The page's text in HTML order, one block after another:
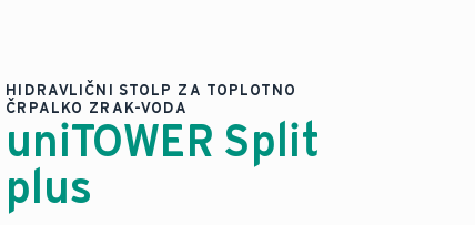
HIDRAVLIČNI STOLP ZA TOPLOTNO
ČRPALKO ZRAK-VODA
uniTOWER Split
plus